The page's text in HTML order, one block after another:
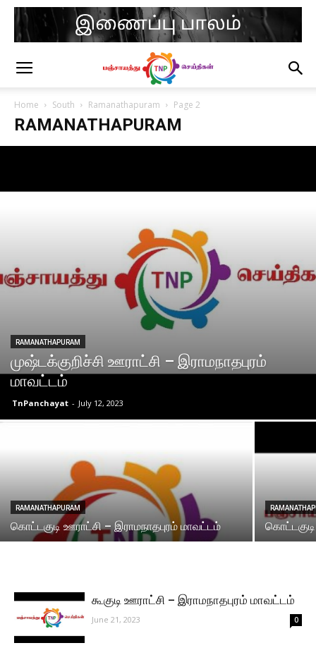
Home South Ramanathapuram Page 2
RAMANATHAPURAM
RAMANATHAPURAM
முஷ்டக்குறிச்சி ஊராட்சி – இராமநாதபுரம்
மாவட்டம்
TnPanchayat - July 12, 2023
RAMANATHAPURAM
கொட்டகுடி ஊராட்சி – இராமநாதபுரம் மாவட்டம்
கூகுடி ஊராட்சி – இராமநாதபுரம் மாவட்டம்
June 21, 2023 0